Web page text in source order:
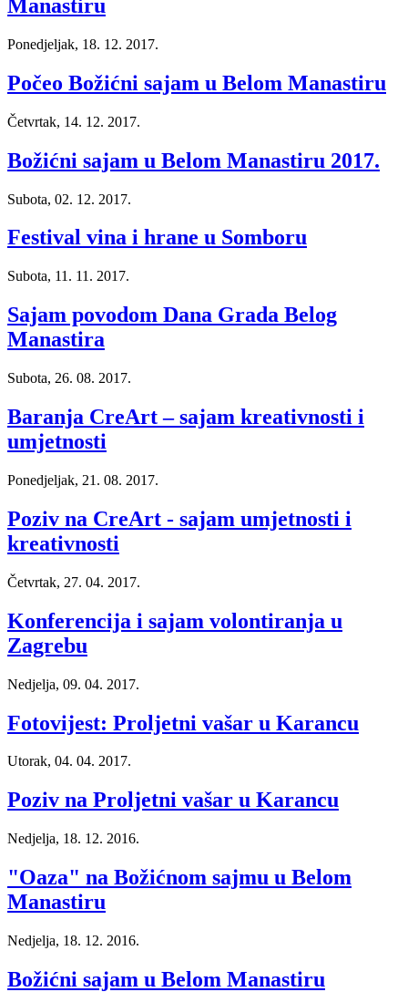
Manastiru
Ponedjeljak, 18. 12. 2017.
Počeo Božićni sajam u Belom Manastiru
Četvrtak, 14. 12. 2017.
Božićni sajam u Belom Manastiru 2017.
Subota, 02. 12. 2017.
Festival vina i hrane u Somboru
Subota, 11. 11. 2017.
Sajam povodom Dana Grada Belog
Manastira
Subota, 26. 08. 2017.
Baranja CreArt – sajam kreativnosti i
umjetnosti
Ponedjeljak, 21. 08. 2017.
Poziv na CreArt - sajam umjetnosti i
kreativnosti
Četvrtak, 27. 04. 2017.
Konferencija i sajam volontiranja u
Zagrebu
Nedjelja, 09. 04. 2017.
Fotovijest: Proljetni vašar u Karancu
Utorak, 04. 04. 2017.
Poziv na Proljetni vašar u Karancu
Nedjelja, 18. 12. 2016.
"Oaza" na Božićnom sajmu u Belom
Manastiru
Nedjelja, 18. 12. 2016.
Božićni sajam u Belom Manastiru